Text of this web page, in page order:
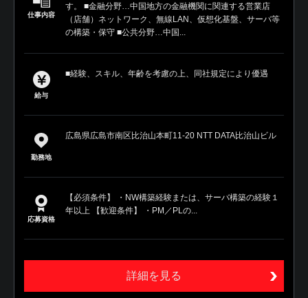
仕事内容
す。 ■金融分野…中国地方の金融機関に関連する営業店
（店舗）ネットワーク、無線LAN、仮想化基盤、サーバ等
の構築・保守 ■公共分野…中国...
給与
■経験、スキル、年齢を考慮の上、同社規定により優遇
勤務地
広島県広島市南区比治山本町11-20 NTT DATA比治山ビル
応募資格
【必須条件】 ・NW構築経験または、サーバ構築の経験１
年以上 【歓迎条件】 ・PM／PLの...
詳細を見る